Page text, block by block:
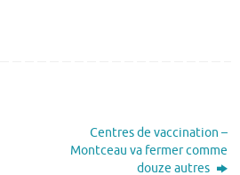
Centres de vaccination –
Montceau va fermer comme
douze autres